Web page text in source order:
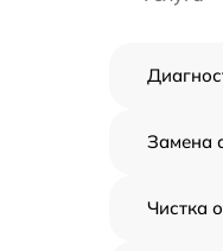
Замена
Чистка